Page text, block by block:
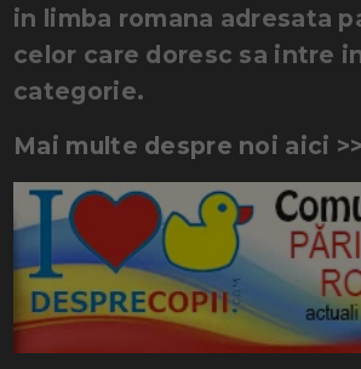
in limba romana adresata
celor care doresc sa intre
categorie.
Mai multe despre noi aici >>